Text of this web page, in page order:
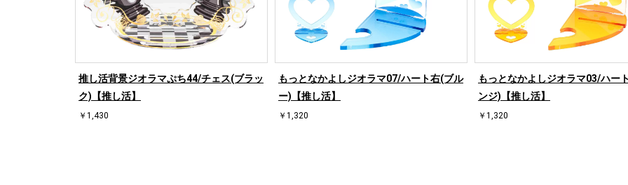
推し活背景ジオラマぷち44/チェス(ブラッ
ク)【推し活】
￥1,430
もっとなかよしジオラマ07/ハート右(ブル
ー)【推し活】
￥1,320
もっとなかよしジオラマ03/ハー
ンジ)【推し活】
￥1,320